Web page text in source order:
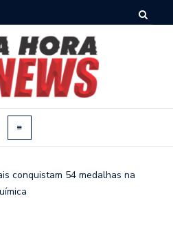
conquistam 54 medalhas na